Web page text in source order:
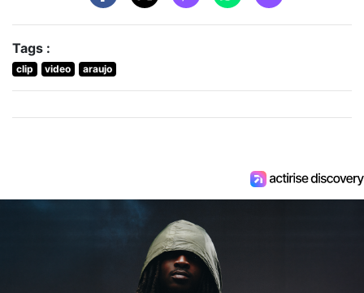
Tags :
clip video araujo